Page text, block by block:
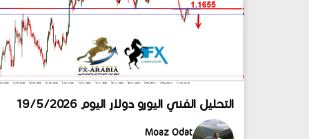
التحليل الفني اليورو دولار اليوم 19/5/2026
Moaz Odat